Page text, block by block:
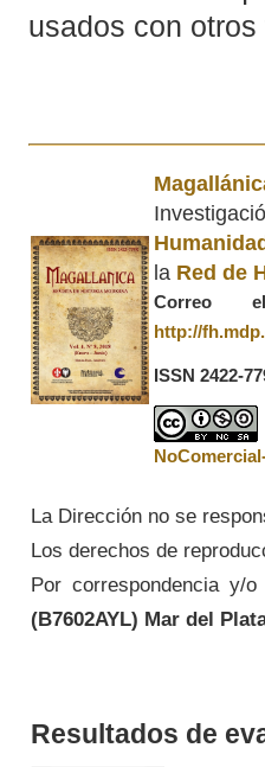
usados con otros
la Red de
Correo
http://
ISSN 2422-
La Dirección no se
Los derechos de
Por correspondencia y/
(B7602AYL) Mar del
Resultados de